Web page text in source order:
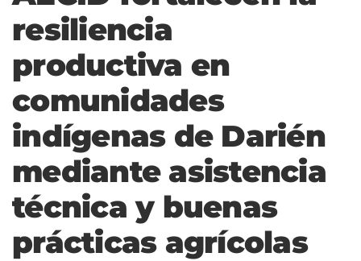
resiliencia
productiva en
comunidades
indígenas de Darién
mediante asistencia
técnica y buenas
prácticas agrícolas